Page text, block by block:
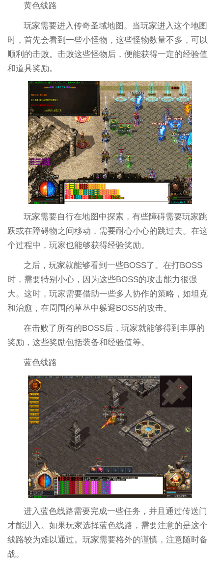
黄色线路
玩家需要进入传奇圣域地图。当玩家进入这个地图
时，首先会看到一些小怪物，这些怪物数量不多，可以
顺利的击败。击败这些怪物后，便能获得一定的经验值
和道具奖励。
玩家需要自行在地图中探索，有些障碍需要玩家跳
跃或在障碍物之间移动，需要耐心小心的跳过去。在这
个过程中，玩家也能够获得经验奖励。
之后，玩家就能够看到一些BOSS了。在打BOSS
时，需要特别小心，因为这些BOSS的攻击能力很强
大。这时，玩家需要借助一些多人协作的策略，如坦克
和治愈，在周围的草丛中躲避BOSS的攻击。
在击败了所有的BOSS后，玩家就能够得到丰厚的
奖励，这些奖励包括装备和经验值等。
蓝色线路
进入蓝色线路需要完成一些任务，并且通过传送门
才能进入。如果玩家选择蓝色线路，需要注意的是这个
线路较为难以通过。玩家需要格外的谨慎，注意随时备
战。